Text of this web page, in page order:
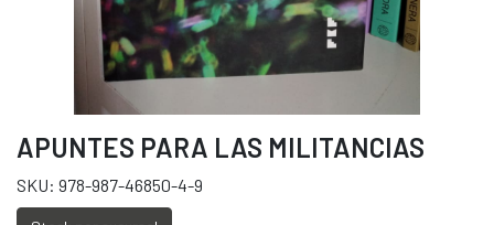
APUNTES PARA LAS MILITANCIAS
SKU: 978-987-46850-4-9